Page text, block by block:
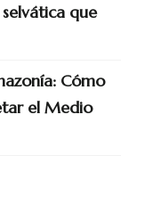
que
Cómo
el Medio